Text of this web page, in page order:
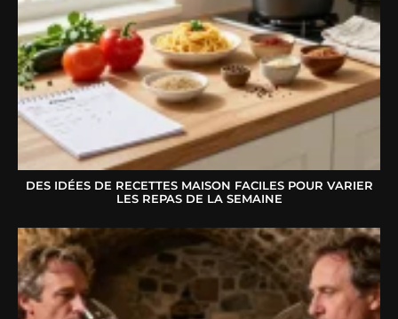
DES IDÉES DE RECETTES MAISON FACILES POUR VARIER
LES REPAS DE LA SEMAINE